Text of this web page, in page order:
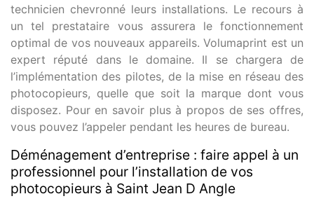
technicien chevronné leurs installations. Le recours à
un tel prestataire vous assurera le fonctionnement
optimal de vos nouveaux appareils. Volumaprint est un
expert réputé dans le domaine. Il se chargera de
l’implémentation des pilotes, de la mise en réseau des
photocopieurs, quelle que soit la marque dont vous
disposez. Pour en savoir plus à propos de ses offres,
vous pouvez l’appeler pendant les heures de bureau.
Déménagement d’entreprise : faire appel à un
professionnel pour l’installation de vos
photocopieurs à Saint Jean D Angle